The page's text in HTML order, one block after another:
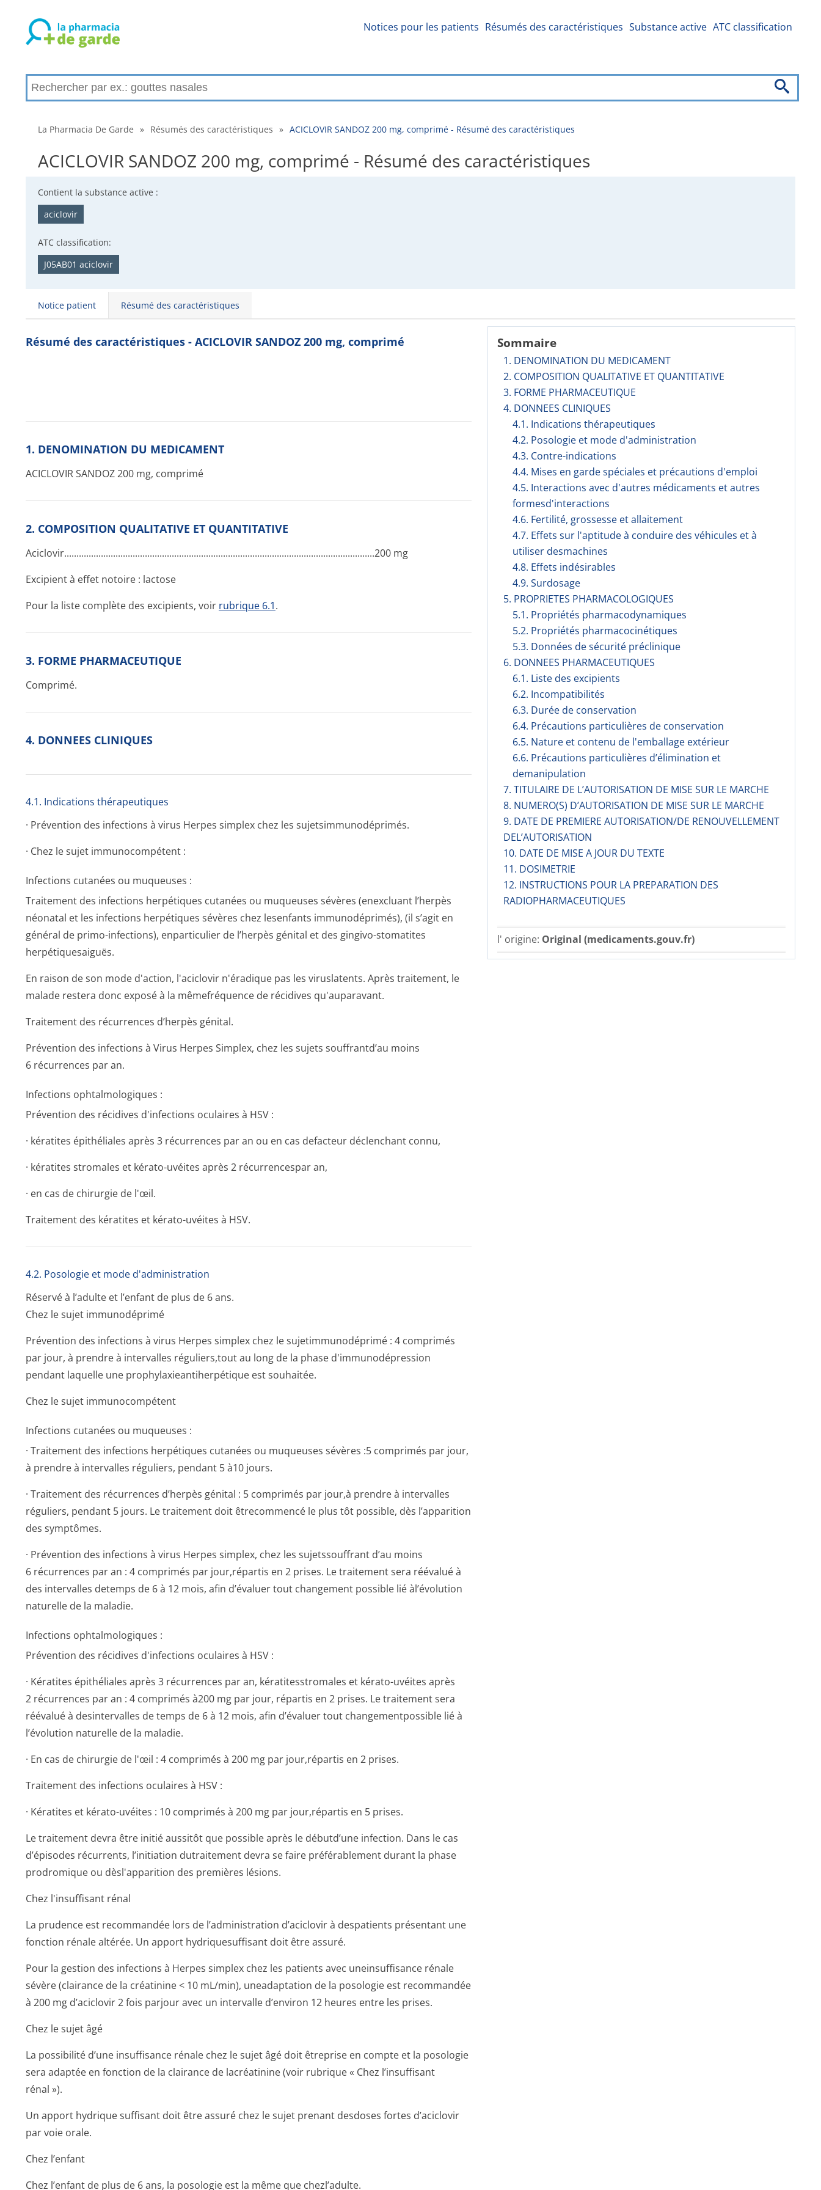
Notices pour les patients Résumés des caractéristiques Substance active ATC classification
La Pharmacia De Garde » Résumés des caractéristiques » ACICLOVIR SANDOZ 200 mg, comprimé - Résumé des caractéristiques
ACICLOVIR SANDOZ 200 mg, comprimé - Résumé des caractéristiques
Contient la substance active :
aciclovir
ATC classification:
J05AB01 aciclovir
Notice patient Résumé des caractéristiques
Sommaire
1. DENOMINATION DU MEDICAMENT
2. COMPOSITION QUALITATIVE ET QUANTITATIVE
3. FORME PHARMACEUTIQUE
4. DONNEES CLINIQUES
4.1. Indications thérapeutiques
4.2. Posologie et mode d'administration
4.3. Contre-indications
4.4. Mises en garde spéciales et précautions d'emploi
4.5. Interactions avec d'autres médicaments et autres
formesd'interactions
4.6. Fertilité, grossesse et allaitement
4.7. Effets sur l'aptitude à conduire des véhicules et à
utiliser desmachines
4.8. Effets indésirables
4.9. Surdosage
5. PROPRIETES PHARMACOLOGIQUES
5.1. Propriétés pharmacodynami­ques
5.2. Propriétés pharmacocinéti­ques
5.3. Données de sécurité préclinique
6. DONNEES PHARMACEUTIQUES
6.1. Liste des excipients
6.2. Incompati­bilités
6.3. Durée de conservation
6.4. Précautions particulières de conservation
6.5. Nature et contenu de l'emballage extérieur
6.6. Précautions particulières d’élimination et
demanipulation
7. TITULAIRE DE L’AUTORISATION DE MISE SUR LE MARCHE
8. NUMERO(S) D’AUTORISATION DE MISE SUR LE MARCHE
9. DATE DE PREMIERE AUTORISATION/DE RENOUVELLEMENT
DEL’AUTORISATION
10. DATE DE MISE A JOUR DU TEXTE
11. DOSIMETRIE
12. INSTRUCTIONS POUR LA PREPARATION DES
RADIOPHARMACE­UTIQUES
l' origine: Original (medicaments.gouv.fr)
Résumé des caractéristiques - ACICLOVIR SANDOZ 200 mg, comprimé
1. DENOMINATION DU MEDICAMENT
ACICLOVIR SANDOZ 200 mg, comprimé
2. COMPOSITION QUALITATIVE ET QUANTITATIVE
Aciclovir....­.............­.............­.............­.............­.............­.............­.............­.............­.............­......200 mg
Excipient à effet notoire : lactose
Pour la liste complète des excipients, voir rubrique 6.1.
3. FORME PHARMACEUTIQUE
Comprimé.
4. DONNEES CLINIQUES
4.1. Indications thérapeutiques
· Prévention des infections à virus Herpes simplex chez les sujetsimmunodé­primés.
· Chez le sujet immunocompétent :
Infections cutanées ou muqueuses :
Traitement des infections herpétiques cutanées ou muqueuses sévères (enexcluant l’herpès
néonatal et les infections herpétiques sévères chez lesenfants immunodéprimés), (il s’agit en
général de primo-infections), enparticulier de l’herpès génital et des gingivo-stomatites
herpétiquesaiguës.
En raison de son mode d'action, l'aciclovir n'éradique pas les viruslatents. Après traitement, le
malade restera donc exposé à la mêmefréquence de récidives qu'auparavant.
Traitement des récurrences d’herpès génital.
Prévention des infections à Virus Herpes Simplex, chez les sujets souffrantd’au moins
6 récurrences par an.
Infections ophtalmologiques :
Prévention des récidives d'infections oculaires à HSV :
· kératites épithéliales après 3 récurrences par an ou en cas defacteur déclenchant connu,
· kératites stromales et kérato-uvéites après 2 récurrences­par an,
· en cas de chirurgie de l'œil.
Traitement des kératites et kérato-uvéites à HSV.
4.2. Posologie et mode d'administration
Réservé à l’adulte et l’enfant de plus de 6 ans.
Chez le sujet immunodéprimé
Prévention des infections à virus Herpes simplex chez le sujetimmunodéprimé : 4 comprimés
par jour, à prendre à intervalles réguliers,tout au long de la phase d'immunodépression
pendant laquelle une prophylaxiean­tiherpétique est souhaitée.
Chez le sujet immunocompétent
Infections cutanées ou muqueuses :
· Traitement des infections herpétiques cutanées ou muqueuses sévères :5 comprimés par jour,
à prendre à intervalles réguliers, pendant 5 à10 jours.
· Traitement des récurrences d’herpès génital : 5 comprimés par jour,à prendre à intervalles
réguliers, pendant 5 jours. Le traitement doit êtrecommencé le plus tôt possible, dès l’apparition
des symptômes.
· Prévention des infections à virus Herpes simplex, chez les sujetssouffrant d’au moins
6 récurrences par an : 4 comprimés par jour,répartis en 2 prises. Le traitement sera réévalué à
des intervalles detemps de 6 à 12 mois, afin d’évaluer tout changement possible lié àl’évolution
naturelle de la maladie.
Infections ophtalmologiques :
Prévention des récidives d'infections oculaires à HSV :
· Kératites épithéliales après 3 récurrences par an, kératitesstromales et kérato-uvéites après
2 récurrences par an : 4 comprimés à200 mg par jour, répartis en 2 prises. Le traitement sera
réévalué à desintervalles de temps de 6 à 12 mois, afin d’évaluer tout changementpossible lié à
l’évolution naturelle de la maladie.
· En cas de chirurgie de l'œil : 4 comprimés à 200 mg par jour,répartis en 2 prises.
Traitement des infections oculaires à HSV :
· Kératites et kérato-uvéites : 10 comprimés à 200 mg par jour,répartis en 5 prises.
Le traitement devra être initié aussitôt que possible après le débutd’une infection. Dans le cas
d’épisodes récurrents, l’initiation dutraitement devra se faire préférablement durant la phase
prodromique ou dèsl'apparition des premières lésions.
Chez l'insuffisant rénal
La prudence est recommandée lors de l’administration d’aciclovir à despatients présentant une
fonction rénale altérée. Un apport hydriquesuffisant doit être assuré.
Pour la gestion des infections à Herpes simplex chez les patients avec uneinsuffisance rénale
sévère (clairance de la créatinine < 10 mL/min), uneadaptation de la posologie est recommandée
à 200 mg d’aciclovir 2 fois parjour avec un intervalle d’environ 12 heures entre les prises.
Chez le sujet âgé
La possibilité d’une insuffisance rénale chez le sujet âgé doit êtreprise en compte et la posologie
sera adaptée en fonction de la clairance de lacréatinine (voir rubrique « Chez l’insuffisant
rénal »).
Un apport hydrique suffisant doit être assuré chez le sujet prenant desdoses fortes d’aciclovir
par voie orale.
Chez l’enfant
Chez l’enfant de plus de 6 ans, la posologie est la même que chezl’adulte.